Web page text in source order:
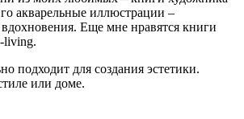
акварельные иллюстрации –
вдохновения. Еще мне нравятся книги
living.
подходит для создания эстетики.
или доме.